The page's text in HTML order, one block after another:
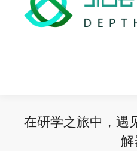
在研学之旅中，遇